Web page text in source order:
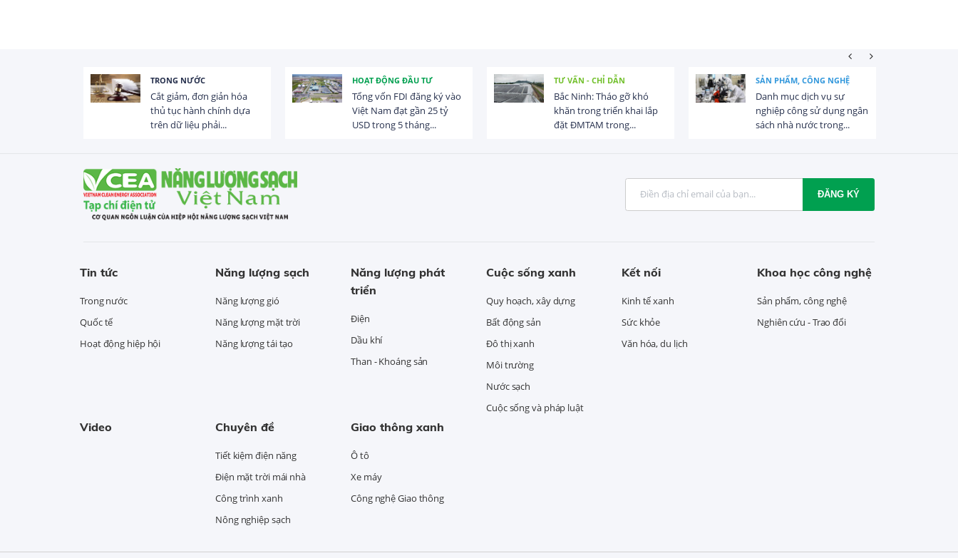
TRONG NƯỚC
Cắt giảm, đơn giản hóa
thủ tục hành chính dựa
trên dữ liệu phải...
HOẠT ĐỘNG ĐẦU TƯ
Tổng vốn FDI đăng ký vào
Việt Nam đạt gần 25 tỷ
USD trong 5 tháng...
TƯ VẤN - CHỈ DẪN
Bắc Ninh: Tháo gỡ khó
khăn trong triển khai lắp
đặt ĐMTAM trong...
SẢN PHẨM, CÔNG NGHỆ
Danh mục dịch vụ sự
nghiệp công sử dụng ngân
sách nhà nước trong...
ĐĂNG KÝ
Tin tức
Trong nước
Quốc tế
Hoạt động hiệp hội
Năng lượng sạch
Năng lượng gió
Năng lượng mặt trời
Năng lượng tái tạo
Năng lượng phát
triển
Điện
Dầu khí
Than - Khoáng sản
Cuộc sống xanh
Quy hoạch, xây dựng
Bất động sản
Đô thị xanh
Môi trường
Nước sạch
Cuộc sống và pháp luật
Kết nối
Kinh tế xanh
Sức khỏe
Văn hóa, du lịch
Khoa học công nghệ
Sản phẩm, công nghệ
Nghiên cứu - Trao đổi
Video Chuyên đề
Tiết kiệm điện năng
Điện mặt trời mái nhà
Công trình xanh
Nông nghiệp sạch
Giao thông xanh
Ô tô
Xe máy
Công nghệ Giao thông